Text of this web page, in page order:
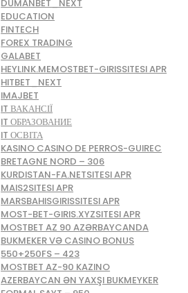
DUMANBET_NEXT
EDUCATION
FINTECH
FOREX TRADING
GALABET
HEYLINK.MEMOSTBET-GIRISSITESI APR
HITBET_NEXT
IMAJBET
IT ВАКАНСІЇ
IT ОБРАЗОВАНИЕ
IT ОСВІТА
KASINO CASINO DE PERROS-GUIREC
BRETAGNE NORD – 306
KURDISTAN-FA.NETSITESI APR
MAIS2SITESI APR
MARSBAHISGIRISSITESI APR
MOST-BET-GIRIS.XYZSITESI APR
MOSTBET AZ 90 AZƏRBAYCANDA
BUKMEKER VƏ CASINO BONUS
550+250FS – 423
MOSTBET AZ-90 KAZINO
AZERBAYCAN ƏN YAXŞI BUKMEYKER